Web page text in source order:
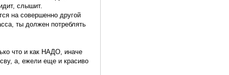
слышит.
на совершенно другой
ты должен потреблять
что и как НАДО, иначе
а, ежели еще и красиво